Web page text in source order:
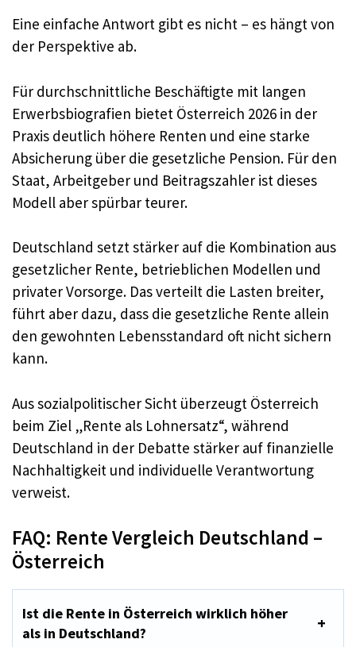
Eine einfache Antwort gibt es nicht – es hängt von
der Perspektive ab.
Für durchschnittliche Beschäftigte mit langen
Erwerbsbiografien bietet Österreich 2026 in der
Praxis deutlich höhere Renten und eine starke
Absicherung über die gesetzliche Pension. Für den
Staat, Arbeitgeber und Beitragszahler ist dieses
Modell aber spürbar teurer.
Deutschland setzt stärker auf die Kombination aus
gesetzlicher Rente, betrieblichen Modellen und
privater Vorsorge. Das verteilt die Lasten breiter,
führt aber dazu, dass die gesetzliche Rente allein
den gewohnten Lebensstandard oft nicht sichern
kann.
Aus sozialpolitischer Sicht überzeugt Österreich
beim Ziel „Rente als Lohnersatz“, während
Deutschland in der Debatte stärker auf finanzielle
Nachhaltigkeit und individuelle Verantwortung
verweist.
FAQ: Rente Vergleich Deutschland –
Österreich
Ist die Rente in Österreich wirklich höher
als in Deutschland?